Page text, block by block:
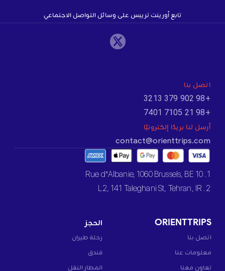
تابع أورينت تريبس على وسائل التواصل الاجتماعي
اتصل بنا
+98 902 379 3213
+98 21 7105 7401
أرسل لنا بريدًا إلكترونيًا
contact@orienttrips.com
1. 10 Rue d’Albanie, 1060 Brussels, BE
2. L2, 141 Taleghani St, Tehran, IR
ORIENTTRIPS
اتصل بنا
معلومات عنا
تعاون معنا
الحجز
رحلة طيران
فندق
المطار النقل